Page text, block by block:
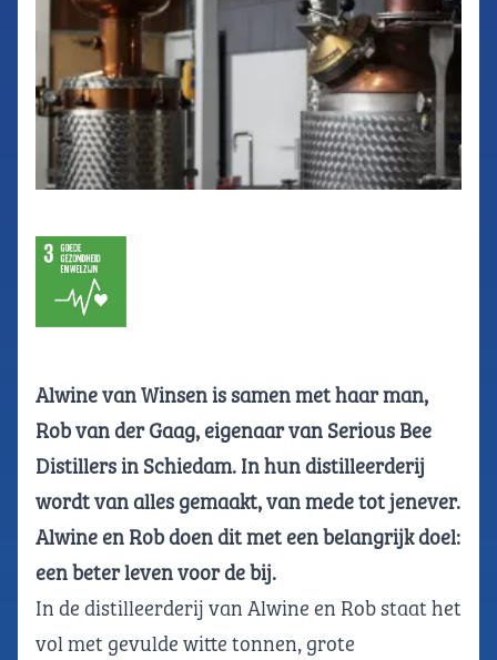
Alwine van Winsen is samen met haar man,
Rob van der Gaag, eigenaar van Serious Bee
Distillers in Schiedam. In hun distilleerderij
wordt van alles gemaakt, van mede tot jenever.
Alwine en Rob doen dit met een belangrijk doel:
een beter leven voor de bij.
In de distilleerderij van Alwine en Rob staat het
vol met gevulde witte tonnen, grote